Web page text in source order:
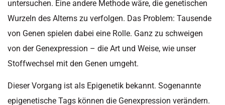
untersuchen. Eine andere Methode wäre, die genetischen
Wurzeln des Alterns zu verfolgen. Das Problem: Tausende
von Genen spielen dabei eine Rolle. Ganz zu schweigen
von der Genexpression – die Art und Weise, wie unser
Stoffwechsel mit den Genen umgeht.
Dieser Vorgang ist als Epigenetik bekannt. Sogenannte
epigenetische Tags können die Genexpression verändern.